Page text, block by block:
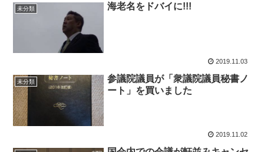
未分類 海老名をドバイに!!!
2019.11.03
未分類
参議院議員が「衆議院議員秘書ノ
ート」を買いました
2019.11.02